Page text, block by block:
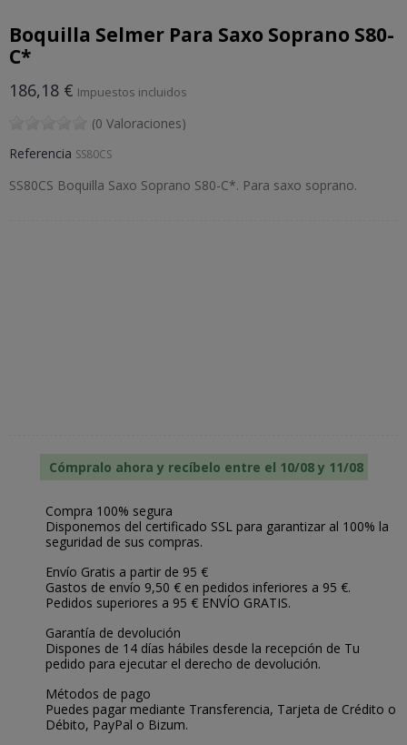
Boquilla Selmer Para Saxo Soprano S80-
C*
186,18 € Impuestos incluidos
(0 Valoraciones)
Referencia SS80CS
SS80CS Boquilla Saxo Soprano S80-C*. Para saxo soprano.
Cómpralo ahora y recíbelo entre el 10/08 y 11/08
Compra 100% segura
Disponemos del certificado SSL para garantizar al 100% la
seguridad de sus compras.
Envío Gratis a partir de 95 €
Gastos de envío 9,50 € en pedidos inferiores a 95 €.
Pedidos superiores a 95 € ENVÍO GRATIS.
Garantía de devolución
Dispones de 14 días hábiles desde la recepción de Tu
pedido para ejecutar el derecho de devolución.
Métodos de pago
Puedes pagar mediante Transferencia, Tarjeta de Crédito o
Débito, PayPal o Bizum.